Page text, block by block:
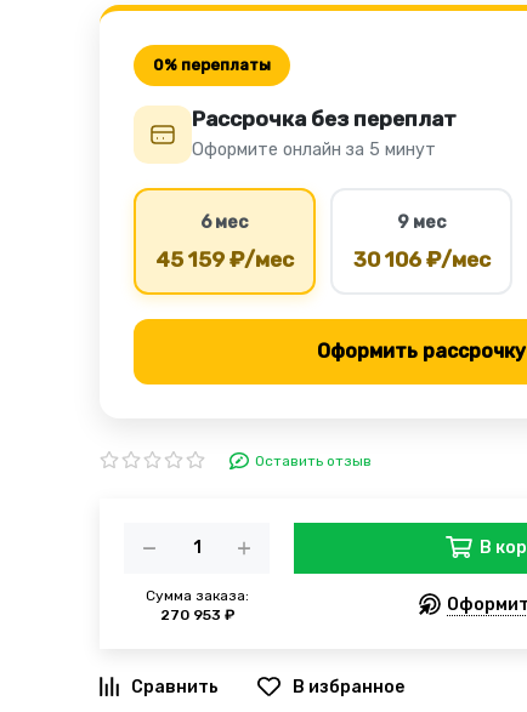
0% переплаты
Рассрочка без переплат
Оформите онлайн за 5 минут
6 мес
45 159 ₽/мес
9 мес
30 106 ₽/мес
Оформить рассрочку
Оставить отзыв
Сумма заказа:
270 953 ₽
В
В избранное